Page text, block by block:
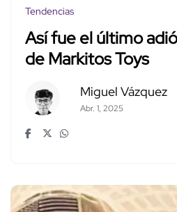
Tendencias
Así fue el último
de Markitos Toys
Miguel Vázquez
Abr. 1, 2025